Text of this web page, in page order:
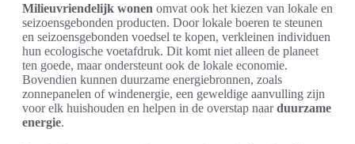
Milieuvriendelijk wonen omvat ook het kiezen van lokale en
seizoensgebonden producten. Door lokale boeren te steunen
en seizoensgebonden voedsel te kopen, verkleinen individuen
hun ecologische voetafdruk. Dit komt niet alleen de planeet
ten goede, maar ondersteunt ook de lokale economie.
Bovendien kunnen duurzame energiebronnen, zoals
zonnepanelen of windenergie, een geweldige aanvulling zijn
voor elk huishouden en helpen in de overstap naarduurzame
energie.